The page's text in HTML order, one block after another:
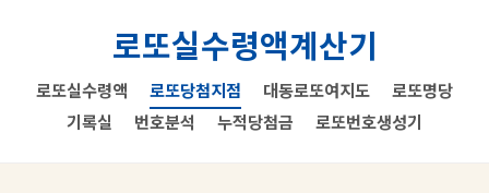
로또실수령액계산기
로또실수령액 로또당첨지점 대동로또여지도
로또명당
기록실
번호분석 누적당첨금 로또번호생성기